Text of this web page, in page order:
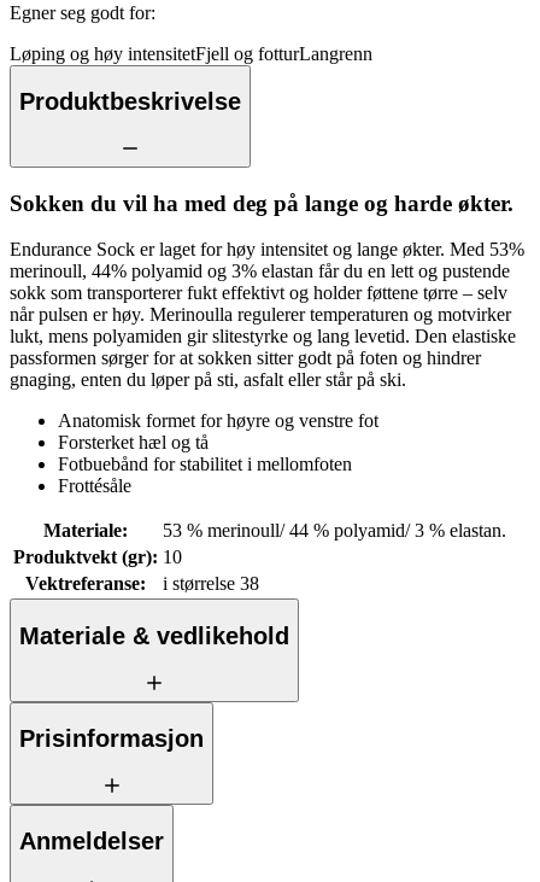
Egner seg godt for:
Løping og høy intensitetFjell og fotturLangrenn
Produktbeskrivelse
Sokken du vil ha med deg på lange og harde økter.
Endurance Sock er laget for høy intensitet og lange økter. Med 53%
merinoull, 44% polyamid og 3% elastan får du en lett og pustende
sokk som transporterer fukt effektivt og holder føttene tørre – selv
når pulsen er høy. Merinoulla regulerer temperaturen og motvirker
lukt, mens polyamiden gir slitestyrke og lang levetid. Den elastiske
passformen sørger for at sokken sitter godt på foten og hindrer
gnaging, enten du løper på sti, asfalt eller står på ski.
Anatomisk formet for høyre og venstre fot
Forsterket hæl og tå
Fotbuebånd for stabilitet i mellomfoten
Frottésåle
Materiale:
53 % merinoull/ 44 % polyamid/ 3 % elastan.
Produktvekt (gr): 10
Vektreferanse: i størrelse 38
Materiale & vedlikehold
Prisinformasjon
Anmeldelser